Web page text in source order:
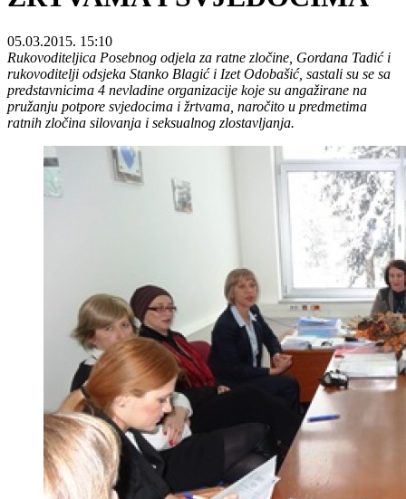
05.03.2015. 15:10
Rukovoditeljica Posebnog odjela za ratne zločine, Gordana Tadić i
rukovoditelji odsjeka Stanko Blagić i Izet Odobašić, sastali su se sa
predstavnicima 4 nevladine organizacije koje su angažirane na
pružanju potpore svjedocima i žrtvama, naročito u predmetima
ratnih zločina silovanja i seksualnog zlostavljanja.